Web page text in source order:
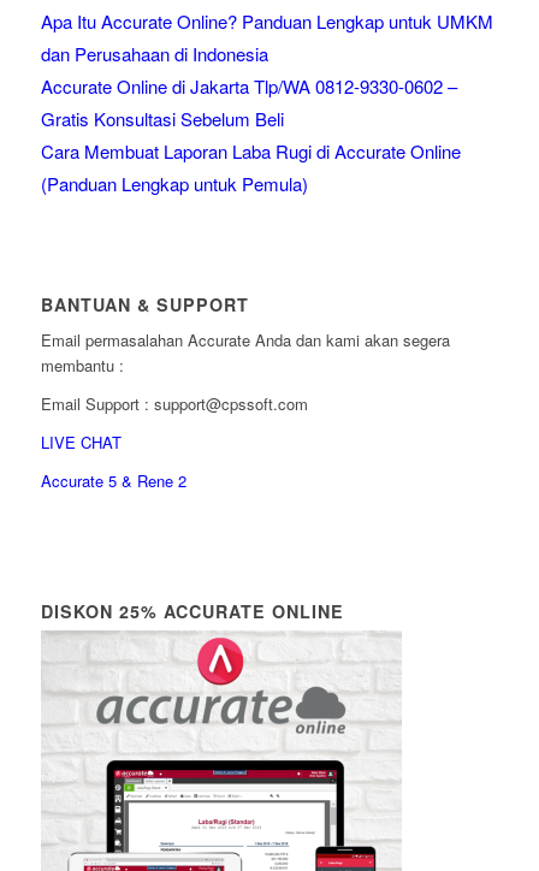
Apa Itu Accurate Online? Panduan Lengkap untuk UMKM
dan Perusahaan di Indonesia
Accurate Online di Jakarta Tlp/WA 0812-9330-0602 –
Gratis Konsultasi Sebelum Beli
Cara Membuat Laporan Laba Rugi di Accurate Online
(Panduan Lengkap untuk Pemula)
BANTUAN & SUPPORT
Email permasalahan Accurate Anda dan kami akan segera
membantu :
Email Support : support@cpssoft.com
LIVE CHAT
Accurate 5 & Rene 2
DISKON 25% ACCURATE ONLINE